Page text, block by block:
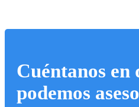
Cuéntanos en
podemos